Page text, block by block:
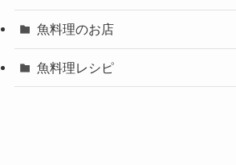
魚料理のお店
魚料理レシピ